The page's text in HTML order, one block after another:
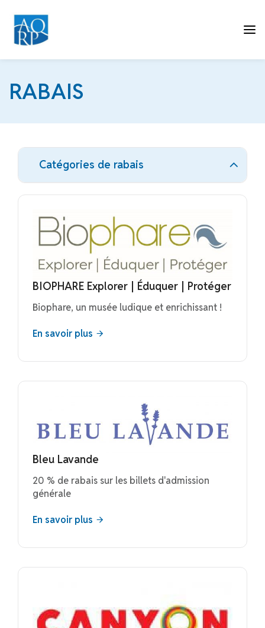
RABAIS
Catégories de rabais
BIOPHARE Explorer | Éduquer | Protéger
Biophare, un musée ludique et enrichissant !
En savoir plus
Bleu Lavande
20 % de rabais sur les billets d'admission
générale
En savoir plus